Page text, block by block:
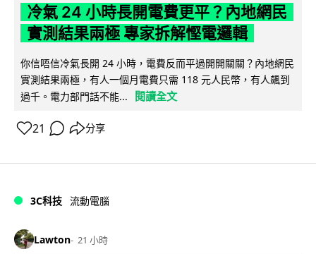
冷氣 24 小時長開電費更平？內地網民
實測結果兩極 專家拆解慳電邏輯
你信唔信冷氣長開 24 小時，電費反而平過開開關關？內地網民
實測結果兩極，有人一個月電費只需 118 元人民幣，有人飆到
過千。電力部門話不能...
閱讀全文
21 分享
3C科技 流動電腦
Lawton 21 小時